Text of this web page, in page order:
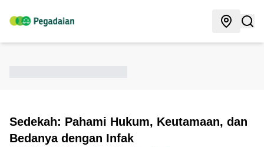
Sedekah: Pahami Hukum, Keutamaan, dan
Bedanya dengan Infak